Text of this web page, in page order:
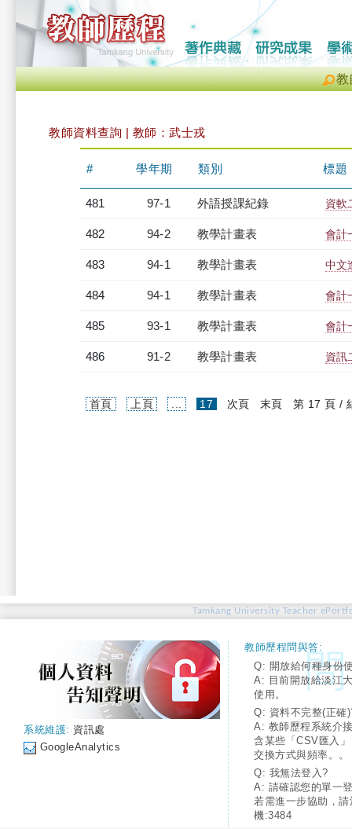
教
教師資料查詢 | 教師：武士戎
# 學年期 類別 標題
481 97-1 外語授課紀錄 資軟
482 94-2 教學計畫表 會計
483 94-1 教學計畫表 中文
484 94-1 教學計畫表 會計
485 93-1 教學計畫表 會計
486 91-2 教學計畫表 資訊
首頁 上頁 17 (current)
次頁 末頁 第 17 頁 /
Tamkang University Teacher
系統維護: 資訊處
GoogleAnalytics
教師歷程問與答:
Q: 開放給何種身份
A: 目前開放給淡江
使用。
Q: 資料不完整(正確
A: 教師歷程系統介
含某些「CSV匯入
交換方式與頻率。。
Q: 我無法登入?
A: 請確認您的單一
若需進一步協助，
機:3484